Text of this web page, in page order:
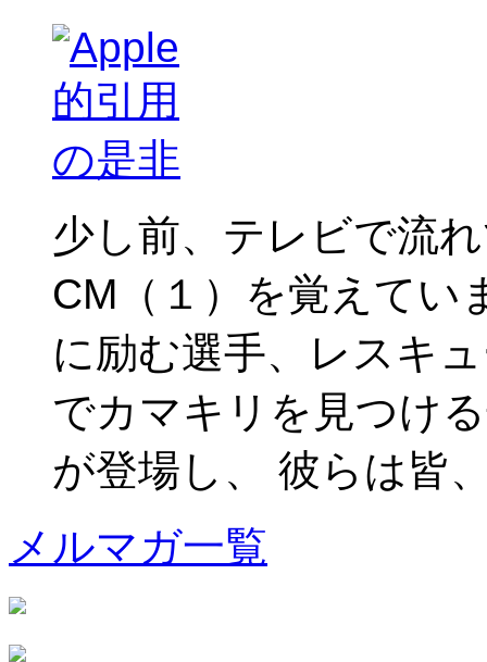
少し前、テレビで流
CM（１）を覚えてい
に励む選手、レスキ
でカマキリを見つけ
が登場し、 彼らは皆
メルマガ一覧